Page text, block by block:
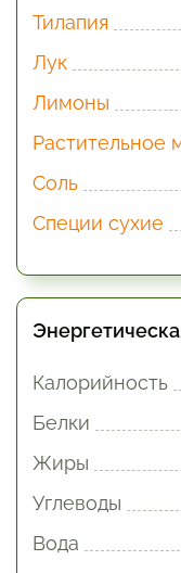
Тилапия
Лук
Лимоны
Растительное
Соль
Специи сухие
Калорийность
Белки
Жиры
Углеводы
Вода